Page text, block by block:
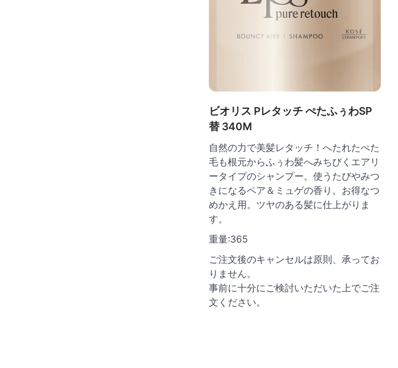
ビオリス Pレタッチ ぺたふぅわSP
替 340M
自然の力で美髪レタッチ！へたれたぺた
毛も根元からふぅわ髪へみちびくエアリ
ータイプのシャンプー。使うたびやみつ
きになるペア＆ミュゲの香り。お得なつ
めかえ用。ツヤのある髪に仕上がりま
す。
重量:365
ご注文後のキャンセルは原則、承ってお
りません。
事前に十分にご検討いただいた上でご注
文ください。